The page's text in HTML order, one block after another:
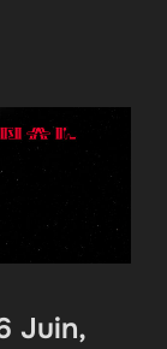
Juin,